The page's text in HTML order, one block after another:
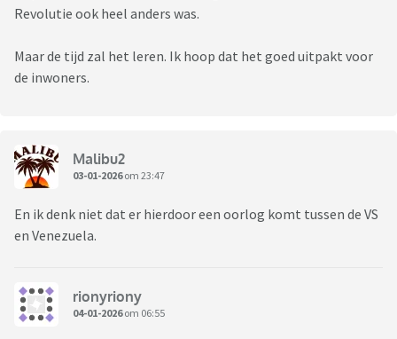
Revolutie ook heel anders was.
Maar de tijd zal het leren. Ik hoop dat het goed uitpakt voor
de inwoners.
Malibu2
03-01-2026om 23:47
En ik denk niet dat er hierdoor een oorlog komt tussen de VS
en Venezuela.
rionyriony
04-01-2026om 06:55